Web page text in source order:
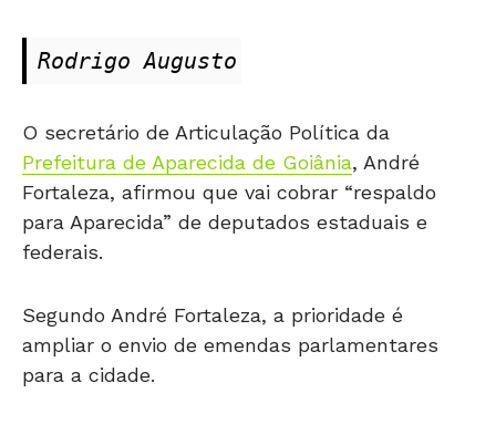
Rodrigo Augusto
O secretário de Articulação Política da
Prefeitura de Aparecida de Goiânia, André
Fortaleza, afirmou que vai cobrar “respaldo
para Aparecida” de deputados estaduais e
federais.
Segundo André Fortaleza, a prioridade é
ampliar o envio de emendas parlamentares
para a cidade.